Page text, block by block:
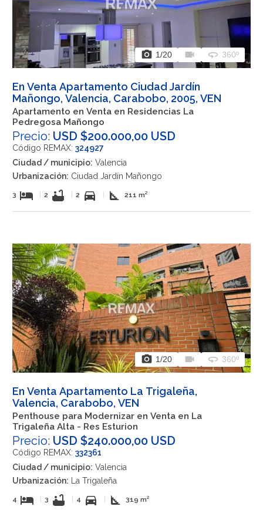
photo_camera 1/20 videocam 360 360º
En Venta Apartamento Ciudad Jardín
Mañongo, Valencia, Carabobo, 2005, VEN
Apartamento en Venta en Residencias La
Pedregosa Mañongo
Precio: USD $200.000,00 USD
Código REMAX: 324927
Ciudad / municipio: Valencia
Urbanización: Ciudad Jardín Mañongo
3 hotel 2 bathtub 2 directions_car square_foot 211 m²
photo_camera 1/20 videocam 360 360º
En Venta Apartamento La Trigaleña,
Valencia, Carabobo, VEN
Penthouse para Modernizar en Venta en La
Trigaleña Alta - Res Esturion
Precio: USD $240.000,00 USD
Código REMAX: 332361
Ciudad / municipio: Valencia
Urbanización: La Trigaleña
4 hotel 3 bathtub 4 directions_car square_foot 319 m²